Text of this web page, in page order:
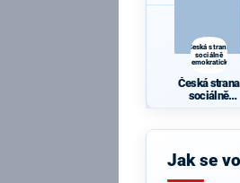
Česká strana
sociálně
demokratická
Česká strana
sociálně
Jak se